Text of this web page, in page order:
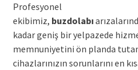
Profesyonel
ekibimiz, buzdolabı
kadar geniş bir yelpazede
memnuniyetini ön planda tutan
cihazlarınızın sorunlarını en